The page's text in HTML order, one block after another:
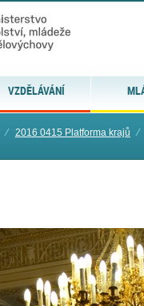
VZDĚLÁVÁNÍ
⁄ 2016 0415 Platforma krajů ⁄